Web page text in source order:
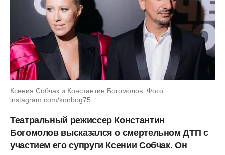
Ксения Собчак и Константин Богомолов. Фото:
instagram.com/konbog75
Театральный режиссер Константин
Богомолов высказался о смертельном ДТП с
участием его супруги Ксении Собчак. Он